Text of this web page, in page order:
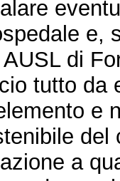
e,
AUSL di
tutto da
e
del
a